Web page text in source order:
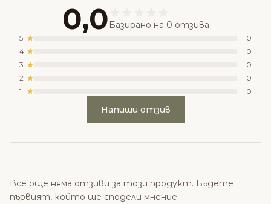
0,0 Базирано на 0 отзива
5
0
4
0
3
0
2
0
1
0
Напиши отзив
Все още няма отзиви за този продукт. Бъдете
първият, който ще сподели мнение.